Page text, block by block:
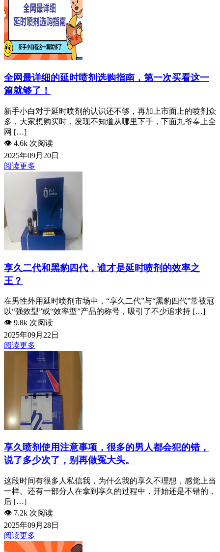
全网最详细的延时喷剂选购指南，第一次买看这一
篇就够了！
新手小白对于延时喷剂的认识还不够，再加上市面上的喷剂众
多，大家想购买时，发现不知道从哪里下手，下面九爷奉上全
网 […]
👁️ 4.6k 次阅读
2025年09月20日
阅读更多
享久二代和黑豹四代，谁才是延时喷剂的效率之
王？
在男性外用延时喷剂市场中，“享久二代”与“黑豹四代”常被冠
以“强效型”或“效率型”产品的称号，吸引了不少追求持 […]
👁️ 9.8k 次阅读
2025年09月22日
阅读更多
享久喷剂使用注意事项，很多的男人都会犯的错，
说了多少次了，别再做冤大头。
这段时间有很多人私信我，为什么我的享久不理想，感觉上当
一样。还有一部分人在拿到享久的过程中，开始还是不错的，
后 […]
👁️ 7.2k 次阅读
2025年09月28日
阅读更多